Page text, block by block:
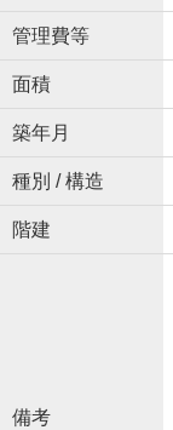
管理費等
面積
築年月
種別 / 構造
階建
備考